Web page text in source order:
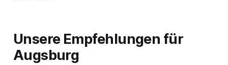
Unsere Empfehlungen für
Augsburg